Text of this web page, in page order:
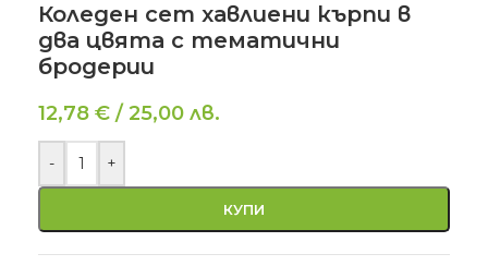
Коледен сет хавлиени кърпи в
два цвята с тематични
бродерии
12,78 € / 25,00 лв.
- +
КУПИ